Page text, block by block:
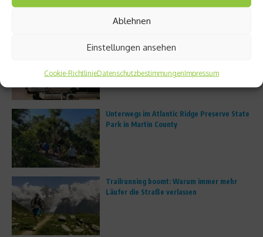
Ablehnen
Einstellungen ansehen
Cookie-RichtlinieDatenschutzbestimmungenImpressum
FS8 eröffnet erstes deutsches Studio in
Unterwegs im Atlantic Ridge Preserve State
Park in Martin County
Trailrunning boomt: Warum immer mehr
Läufer die Straße verlassen